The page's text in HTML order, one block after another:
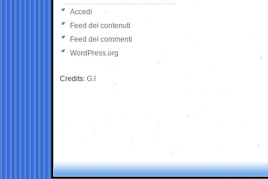
Accedi
Feed dei contenuti
Feed dei commenti
WordPress.org
Credits: G.I